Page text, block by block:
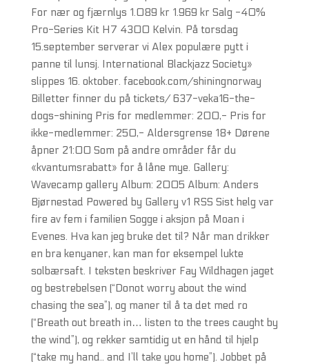
For nær og fjærnlys 1.089 kr 1.969 kr Salg -40%
Pro-Series Kit H7 4300 Kelvin. På torsdag
15.september serverar vi Alex populære pytt i
panne til lunsj. International Blackjazz Society»
slippes 16. oktober. facebook.com/shiningnorway
Billetter finner du på tickets/ 637-veka16-the-
dogs-shining Pris for medlemmer: 200,- Pris for
ikke-medlemmer: 250,- Aldersgrense 18+ Dørene
åpner 21:00 Som på andre områder får du
«kvantumsrabatt» for å låne mye. Gallery:
Wavecamp gallery Album: 2005 Album: Anders
Bjørnestad Powered by Gallery v1 RSS Sist helg var
fire av fem i familien Sogge i aksjon på Moan i
Evenes. Hva kan jeg bruke det til? Når man drikker
en bra kenyaner, kan man for eksempel lukte
solbærsaft. I teksten beskriver Fay Wildhagen jaget
og bestrebelsen (“Donot worry about the wind
chasing the sea”), og maner til å ta det med ro
(“Breath out breath in… listen to the trees caught by
the wind”), og rekker samtidig ut en hånd til hjelp
(“take my hand.. and I’ll take you home”). Jobbet på